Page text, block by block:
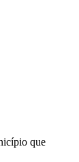
que